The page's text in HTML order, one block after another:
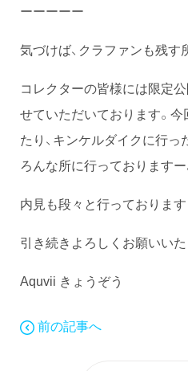
ーーーーー
気づけば、クラファンも残す
コレクターの皆様には限定
せていただいております。
たり、キンケルダイクに行っ
ろんな所に行っておりますー
内見も段々と行っております
引き続きよろしくお願いいた
Aquvii きょうぞう
前の記事へ